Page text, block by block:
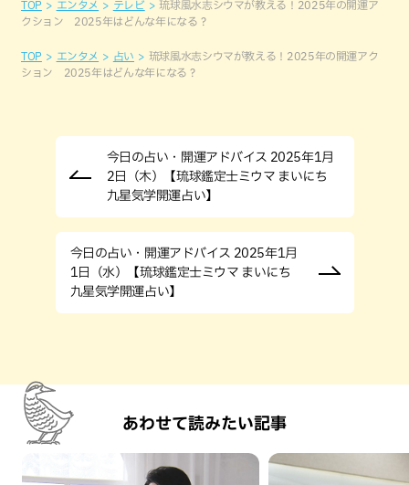
TOP エンタメ テレビ
琉球風水志シウマが教える！2025年の開運ア
クション 2025年はどんな年になる？
TOP エンタメ 占い
琉球風水志シウマが教える！2025年の開運アク
ション 2025年はどんな年になる？
今日の占い・開運アドバイス 2025年1月
2日（木）【琉球鑑定士ミウマ まいにち
九星気学開運占い】
今日の占い・開運アドバイス 2025年1月
1日（水）【琉球鑑定士ミウマ まいにち
九星気学開運占い】
あわせて読みたい記事